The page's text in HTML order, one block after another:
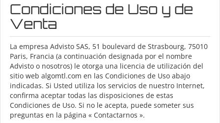
Condiciones de Uso y de
Venta
La empresa Advisto SAS, 51 boulevard de Strasbourg, 75010
Paris, Francia (a continuación designada por el nombre
Advisto o nosotros) le otorga una licencia de utilización del
sitio web algomtl.com en las Condiciones de Uso abajo
indicadas. Si Usted utiliza los servicios de nuestro Internet,
confirma aceptar todas las disposiciones de estas
Condiciones de Uso. Si no le acepta, puede someter sus
preguntas en la página « Contactarnos ».